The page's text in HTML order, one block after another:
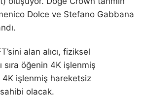
Dolce ve Stefano Gabbana
alan alıcı, fiziksel
sıra öğenin 4K işlenmiş
işlenmiş hareketsiz
olacak.